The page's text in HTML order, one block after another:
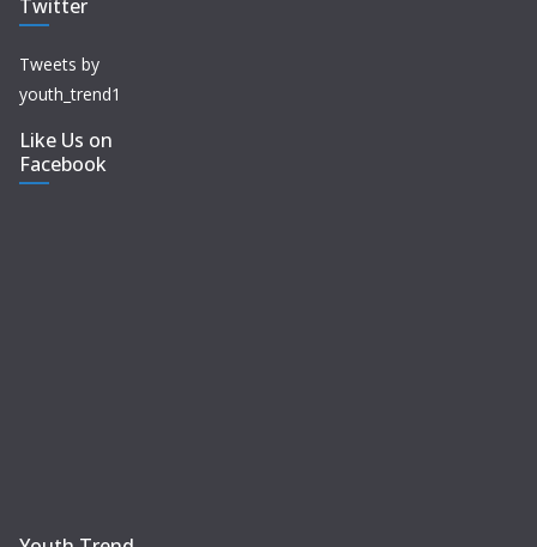
Twitter
Tweets by
youth_trend1
Like Us on
Facebook